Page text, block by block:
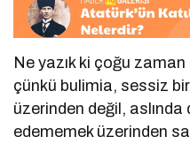
Ne yazık ki çoğu zaman
çünkü bulimia, sessiz bir
üzerinden değil, aslında
edememek üzerinden